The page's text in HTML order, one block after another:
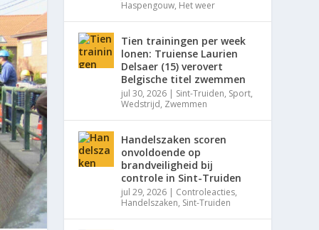
Haspengouw, Het weer
Tien trainingen per week
lonen: Truiense Laurien
Delsaer (15) verovert
Belgische titel zwemmen
jul 30, 2026 | Sint-Truiden, Sport,
Wedstrijd, Zwemmen
Handelszaken scoren
onvoldoende op
brandveiligheid bij
controle in Sint-Truiden
jul 29, 2026 | Controleacties,
Handelszaken, Sint-Truiden